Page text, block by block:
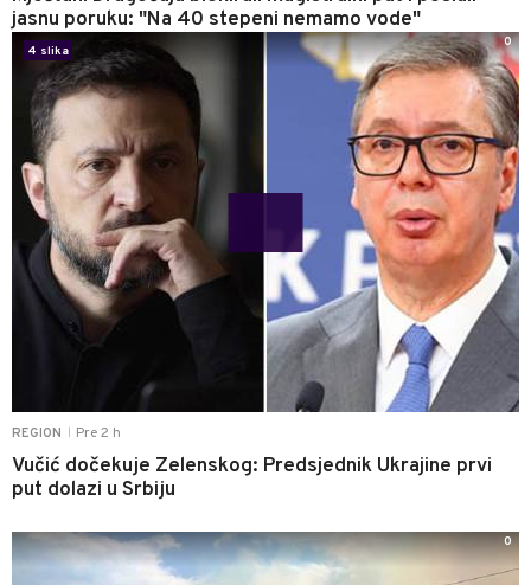
jasnu poruku: "Na 40 stepeni nemamo vode"
REGION Pre 2 h
Vučić dočekuje Zelenskog: Predsjednik Ukrajine prvi
put dolazi u Srbiju
4 slika
0
0